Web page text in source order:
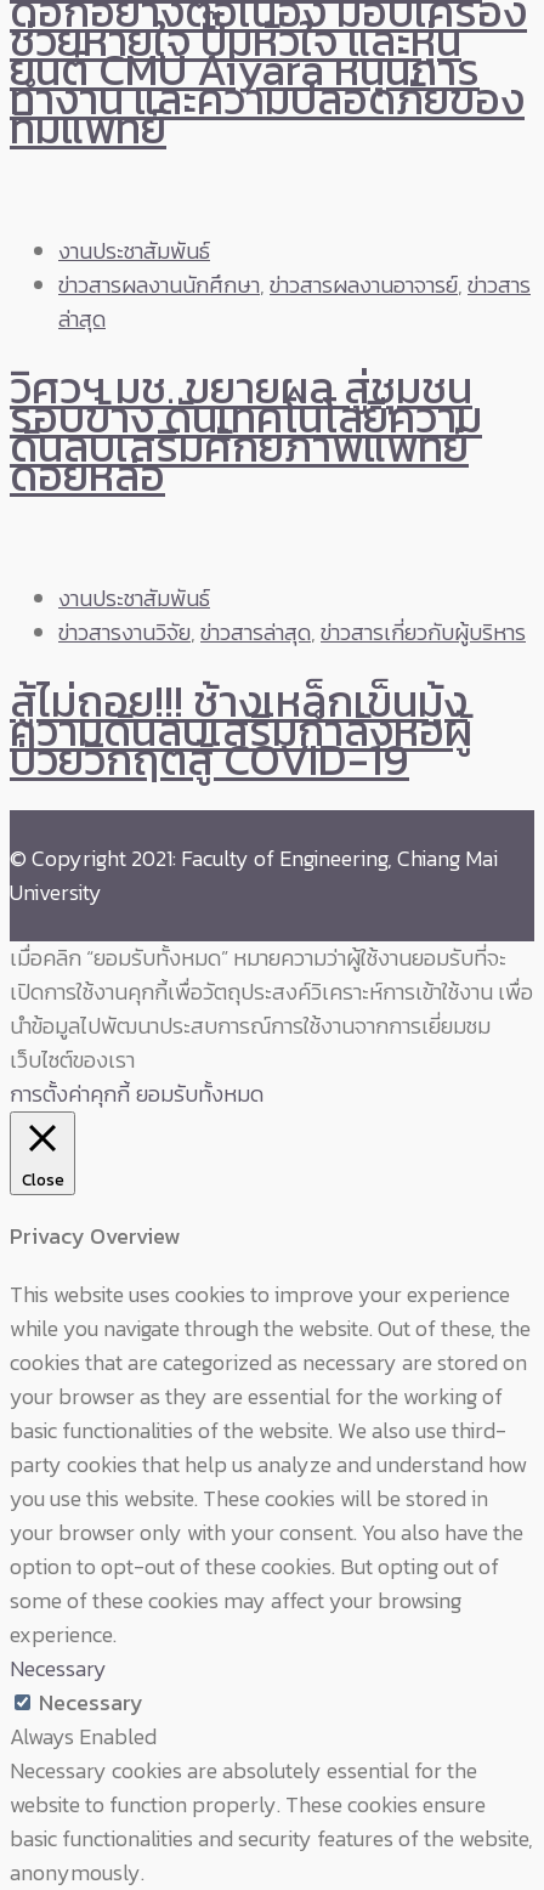
ช่วยหายใจ ปั๊มหัวใจ และหุ่น
ยนต์ CMU Aiyara หนุนการ
ทำงาน และความปลอดภัยของ
ทีมแพทย์
งานประชาสัมพันธ์
ข่าวสารผลงานนักศึกษา,ข่าวสารผลงานอาจารย์,ข่าวสาร
ล่าสุด
วิศวฯ มช. ขยายผล สู่ชุมชน
รอบข้าง ดันเทคโนโลยีความ
ดันลบเสริมศักยภาพแพทย์
ดอยหล่อ
งานประชาสัมพันธ์
ข่าวสารงานวิจัย,ข่าวสารล่าสุด,ข่าวสารเกี่ยวกับผู้บริหาร
สู้ไม่ถอย!!! ช้างเหล็กเข็นมุ้ง
ความดันลบเสริมกำลังหอผู้
ป่วยวิกฤตสู้ COVID-19
© Copyright 2021: Faculty of Engineering, Chiang Mai
University
เมื่อคลิก “ยอมรับทั้งหมด” หมายความว่าผู้ใช้งานยอมรับที่จะ
เปิดการใช้งานคุกกี้เพื่อวัตถุประสงค์วิเคราะห์การเข้าใช้งาน เพื่อ
นำข้อมูลไปพัฒนาประสบการณ์การใช้งานจากการเยี่ยมชม
เว็บไซต์ของเรา
การตั้งค่าคุกกี้ยอมรับทั้งหมด
Close
Privacy Overview
This website uses cookies to improve your experience
while you navigate through the website. Out of these, the
cookies that are categorized as necessary are stored on
your browser as they are essential for the working of
basic functionalities of the website. We also use third-
party cookies that help us analyze and understand how
you use this website. These cookies will be stored in
your browser only with your consent. You also have the
option to opt-out of these cookies. But opting out of
some of these cookies may affect your browsing
experience.
Necessary
Necessary
Always Enabled
Necessary cookies are absolutely essential for the
website to function properly. These cookies ensure
basic functionalities and security features of the website,
anonymously.